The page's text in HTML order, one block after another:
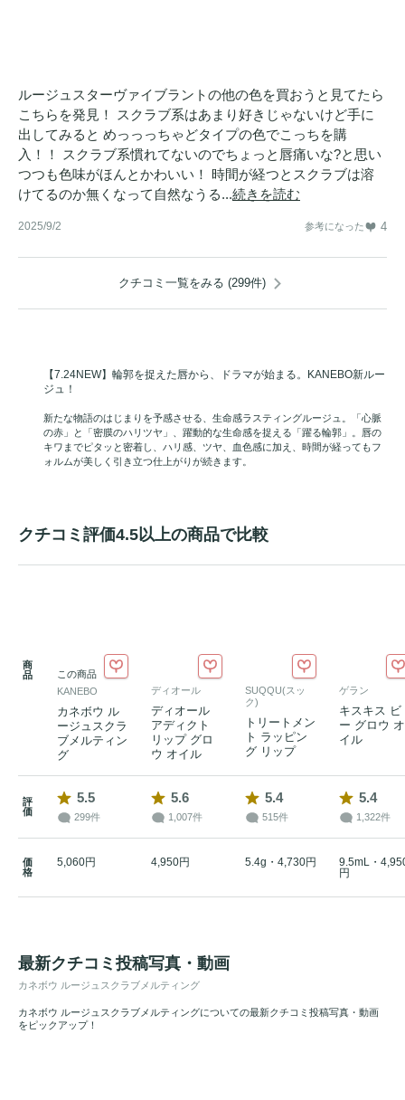
ルージュスターヴァイブラントの他の色を買おうと見てたら
こちらを発見！ スクラブ系はあまり好きじゃないけど手に
出してみると めっっっちゃどタイプの色でこっちを購
入！！ スクラブ系慣れてないのでちょっと唇痛いな?と思い
つつも色味がほんとかわいい！ 時間が経つとスクラブは溶
けてるのか無くなって自然なうる...続きを読む
2025/9/2 参考になった 4
クチコミ一覧をみる (299件)
【7.24NEW】輪郭を捉えた唇から、ドラマが始まる。KANEBO新ルー
ジュ！
新たな物語のはじまりを予感させる、生命感ラスティングルージュ。「心脈
の赤」と「密膜のハリツヤ」、躍動的な生命感を捉える「躍る輪郭」。唇の
キワまでピタッと密着し、ハリ感、ツヤ、血色感に加え、時間が経ってもフ
ォルムが美しく引き立つ仕上がりが続きます。
クチコミ評価4.5以上の商品で比較
商
品
この商品
KANEBO
カネボウ ル
ージュスクラ
ブメルティン
グ
ディオール
ディオール
アディクト
リップ グロ
ウ オイル
SUQQU(スッ
ク)
トリートメン
ト ラッピン
グ リップ
ゲラン
キスキス ビ
ー グロウ オ
イル
評
価
5.5
299件
5.6
1,007件
5.4
515件
5.4
1,322件
価
格
5,060円 4,950円 5.4g・4,730円
9.5mL・
円
最新クチコミ投稿写真・動画
カネボウ ルージュスクラブメルティング
カネボウ ルージュスクラブメルティングについての最新クチコミ投稿写真・動画
をピックアップ！